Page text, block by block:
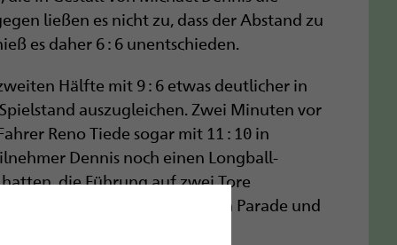
ließen es nicht zu, dass der Abstand zu
es daher 6 : 6 unentschieden.
Hälfte mit 9 : 6 etwas deutlicher in
auszugleichen. Zwei Minuten vor
Reno Tiede sogar mit 11 : 10 in
Dennis noch einen Longball-
die Führung auf zwei Tore
Tor jedoch mit einer starken Parade und